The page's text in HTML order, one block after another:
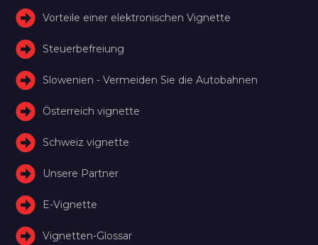
Vorteile einer elektronischen Vignette
Steuerbefreiung
Slowenien - Vermeiden Sie die Autobahnen
Österreich vignette
Schweiz vignette
Unsere Partner
E-Vignette
Vignetten-Glossar